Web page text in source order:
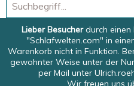
Lieber Besucherdurch einen
"Schlafwelten.com" in
Warenkorb nicht in Funktion.
gewohnter Weise unter der
per Mail unter
Wir freuen uns